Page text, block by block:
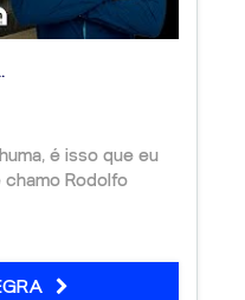
é isso que eu
Rodolfo